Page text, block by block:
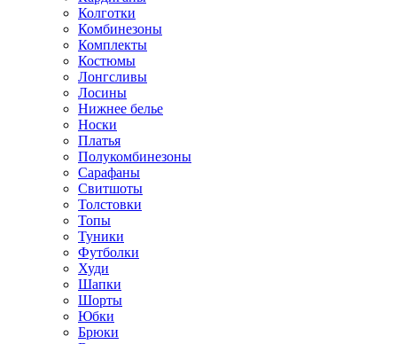
Колготки
Комбинезоны
Комплекты
Костюмы
Лонгсливы
Лосины
Нижнее белье
Носки
Платья
Полукомбинезоны
Сарафаны
Свитшоты
Толстовки
Топы
Туники
Футболки
Худи
Шапки
Шорты
Юбки
Брюки